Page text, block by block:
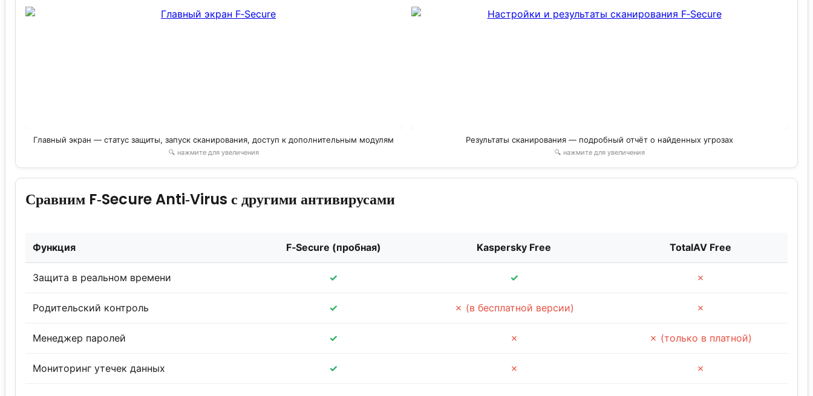
Главный экран — статус защиты, запуск сканирования, доступ к дополнительным модулям
🔍 нажмите для увеличения
Результаты сканирования — подробный отчёт о найденных угрозах
🔍 нажмите для увеличения
Сравним F‑Secure Anti‑Virus с другими антивирусами
Функция F‑Secure (пробная) Kaspersky Free TotalAV Free
Защита в реальном времени ✓ ✓ ✗
Родительский контроль ✓ ✗ (в бесплатной версии) ✗
Менеджер паролей ✓ ✗ ✗ (только в платной)
Мониторинг утечек данных ✓ ✗ ✗